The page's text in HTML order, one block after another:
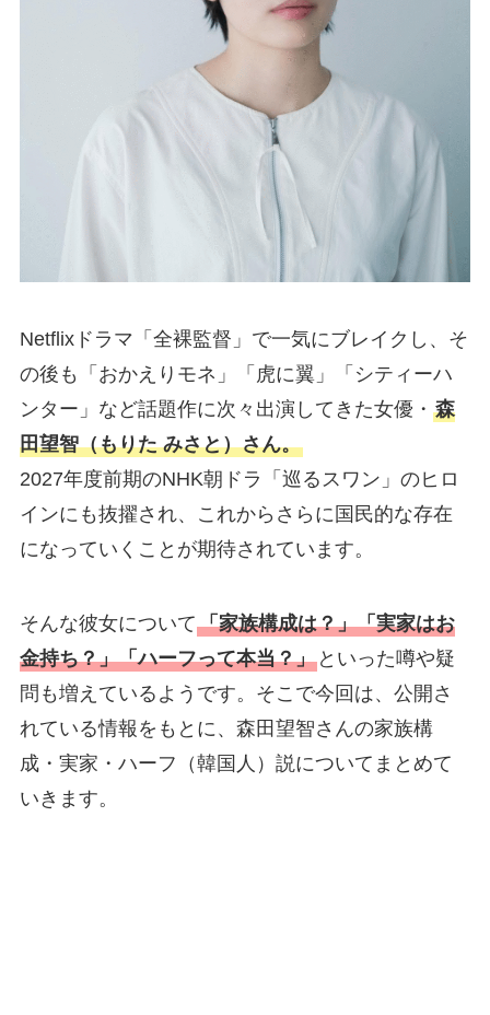
Netflixドラマ「全裸監督」で一気にブレイクし、そ
の後も「おかえりモネ」「虎に翼」「シティーハ
ンター」など話題作に次々出演してきた女優・ 森
田望智（もりた みさと）さん。
2027年度前期のNHK朝ドラ「巡るスワン」のヒロ
インにも抜擢され、これからさらに国民的な存在
になっていくことが期待されています。
そんな彼女について「家族構成は？」「実家はお
金持ち？」「ハーフって本当？」といった噂や疑
問も増えているようです。そこで今回は、公開さ
れている情報をもとに、森田望智さんの家族構
成・実家・ハーフ（韓国人）説についてまとめて
いきます。